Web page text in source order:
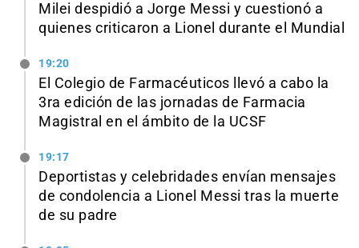
Milei despidió a Jorge Messi y cuestionó a
quienes criticaron a Lionel durante el Mundial
19:20
El Colegio de Farmacéuticos llevó a cabo la
3ra edición de las jornadas de Farmacia
Magistral en el ámbito de la UCSF
19:17
Deportistas y celebridades envían mensajes
de condolencia a Lionel Messi tras la muerte
de su padre